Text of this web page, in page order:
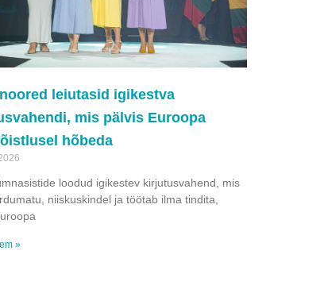
leiutasid igikestva
mis pälvis Euroopa
hõbeda
loodud igikestev kirjutusvahend, mis
niiskuskindel ja töötab ilma tindita,
»